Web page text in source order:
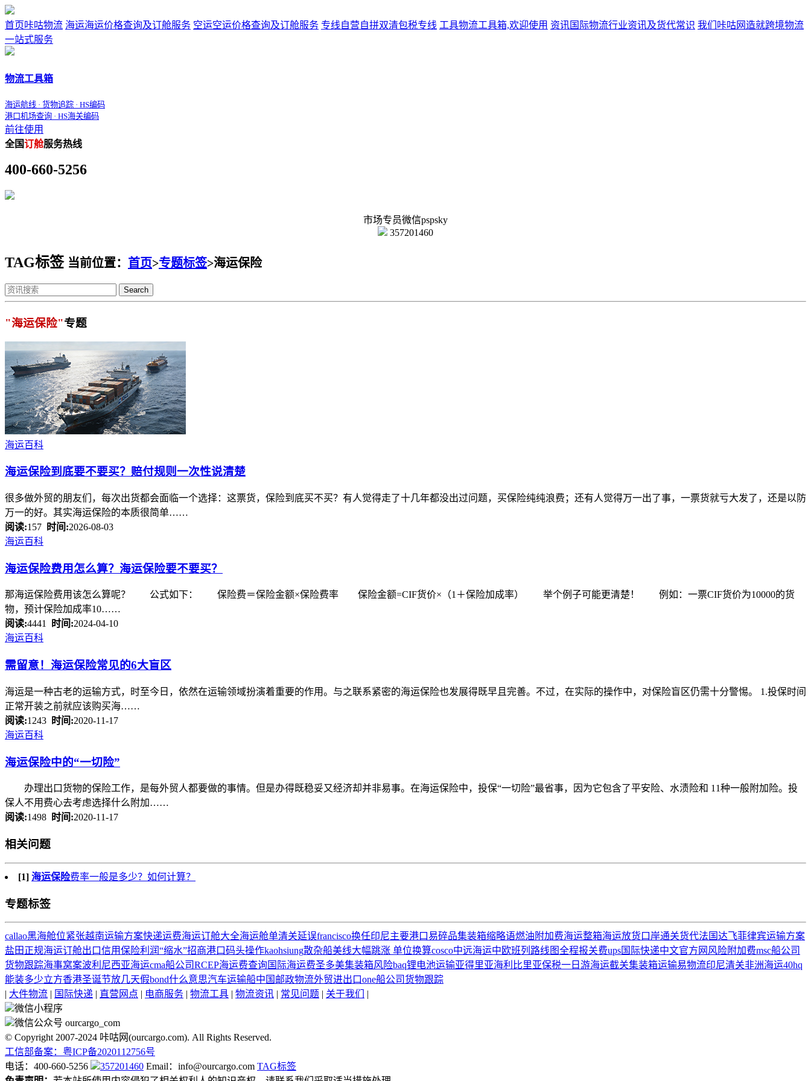
首页咔咕物流 海运海运价格查询及订舱服务 空运空运价格查询及订舱服务 专线自营自拼双清包税专线 工具物流工具箱,欢迎使用 资讯国际物流行业资讯及货代常识 我们 咔咕网造就跨境物流
一站式服务
物流工具箱
海运航线 · 货物追踪 · HS编码
港口机场查询 · HS海关编码
前往使用
全国订舱服务热线
400-660-5256
市场专员微信pspsky
357201460
TAG标签 当前位置： 首页>专题标签>海运保险
Search
"海运保险"专题
海运百科
海运保险到底要不要买？赔付规则一次性说清楚
很多做外贸的朋友们，每次出货都会面临一个选择：这票货，保险到底买不买？有人觉得走了十几年都没出过问题，买保险纯纯浪费；还有人觉得万一出了事，一票货就亏大发了，还是以防
万一的好。其实海运保险的本质很简单……
阅读:157 时间:2026-08-03
海运百科
海运保险费用怎么算？ 海运保险要不要买？
那海运保险费用该怎么算呢？ 公式如下： 保险费＝保险金额×保险费率 保险金额=CIF货价×（1＋保险加成率） 举个例子可能更清楚！ 例如：一票CIF货价为10000的货
物，预计保险加成率10……
阅读:4441 时间:2024-04-10
海运百科
需留意！ 海运保险常见的6大盲区
海运是一种古老的运输方式，时至今日，依然在运输领域扮演着重要的作用。与之联系紧密的海运保险也发展得既早且完善。不过，在实际的操作中，对保险盲区仍需十分警惕。 1.投保时间
正常开装之前就应该购买海……
阅读:1243 时间:2020-11-17
海运百科
海运保险中的“一切险”
办理出口货物的保险工作，是每外贸人都要做的事情。但是办得既稳妥又经济却并非易事。在海运保险中，投保“一切险”最省事，因为它包含了平安险、水渍险和 11种一般附加险。投
保人不用费心去考虑选择什么附加……
阅读:1498 时间:2020-11-17
相关问题
[1] 海运保险费率一般是多少？如何计算？
专题标签
callao黑海舱位紧张越南运输方案快递运费海运订舱大全海运舱单清关延误francisco换任印尼主要港口易碎品集装箱缩略语燃油附加费海运整箱海运放货 口岸通关货代法国达飞菲律宾运输方案
盐田正规海运订舱出口信用保险利润“缩水”招商港口码头操作kaohsiung散杂船美线大幅跳涨 单位换算cosco中远海运中欧班列路线图全程报关费ups国际快递中文官方网 风险附加费msc船公司
货物跟踪海事窝案波利尼西亚海运cma船公司RCEP海运费查询国际海运费圣多美集装箱风险baq锂电池运输亚得里亚海利比里亚保税一日游海运截关集装箱运输易物流印尼清关非洲海运40hq
能装多少立方香港圣诞节放几天假bond什么意思汽车运输船中国邮政物流外贸进出口one船公司货物跟踪
| 大件物流 | 国际快递 | 直营网点 | 电商服务 | 物流工具 | 物流资讯 | 常见问题 | 关于我们
|
微信小程序
微信公众号 ourcargo_com
© Copyright 2007-2024 咔咕网(ourcargo.com). All Rights Reserved.
工信部备案：粤ICP备2020112756号
电话：400-660-5256
357201460 Email：info@ourcargo.com TAG标签